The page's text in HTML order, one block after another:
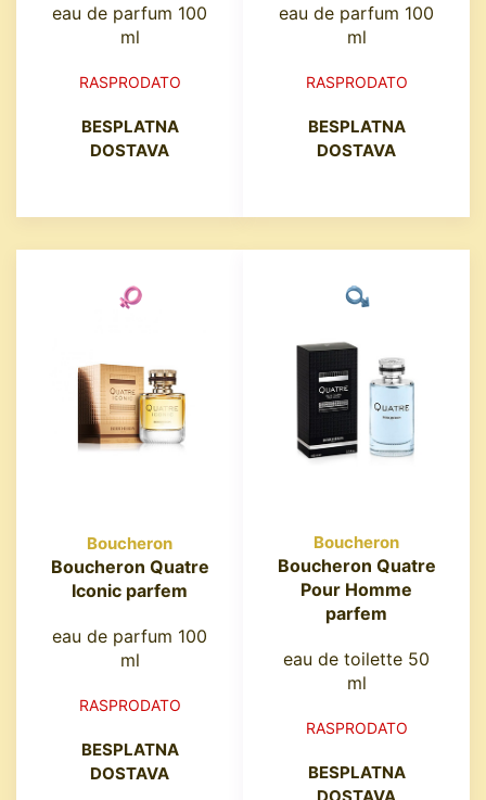
eau de parfum 100
ml
RASPRODATO
BESPLATNA
DOSTAVA
eau de parfum 100
ml
RASPRODATO
BESPLATNA
DOSTAVA
Boucheron
Boucheron Quatre
Iconic parfem
eau de parfum 100
ml
RASPRODATO
BESPLATNA
DOSTAVA
Boucheron
Boucheron Quatre
Pour Homme
parfem
eau de toilette 50
ml
RASPRODATO
BESPLATNA